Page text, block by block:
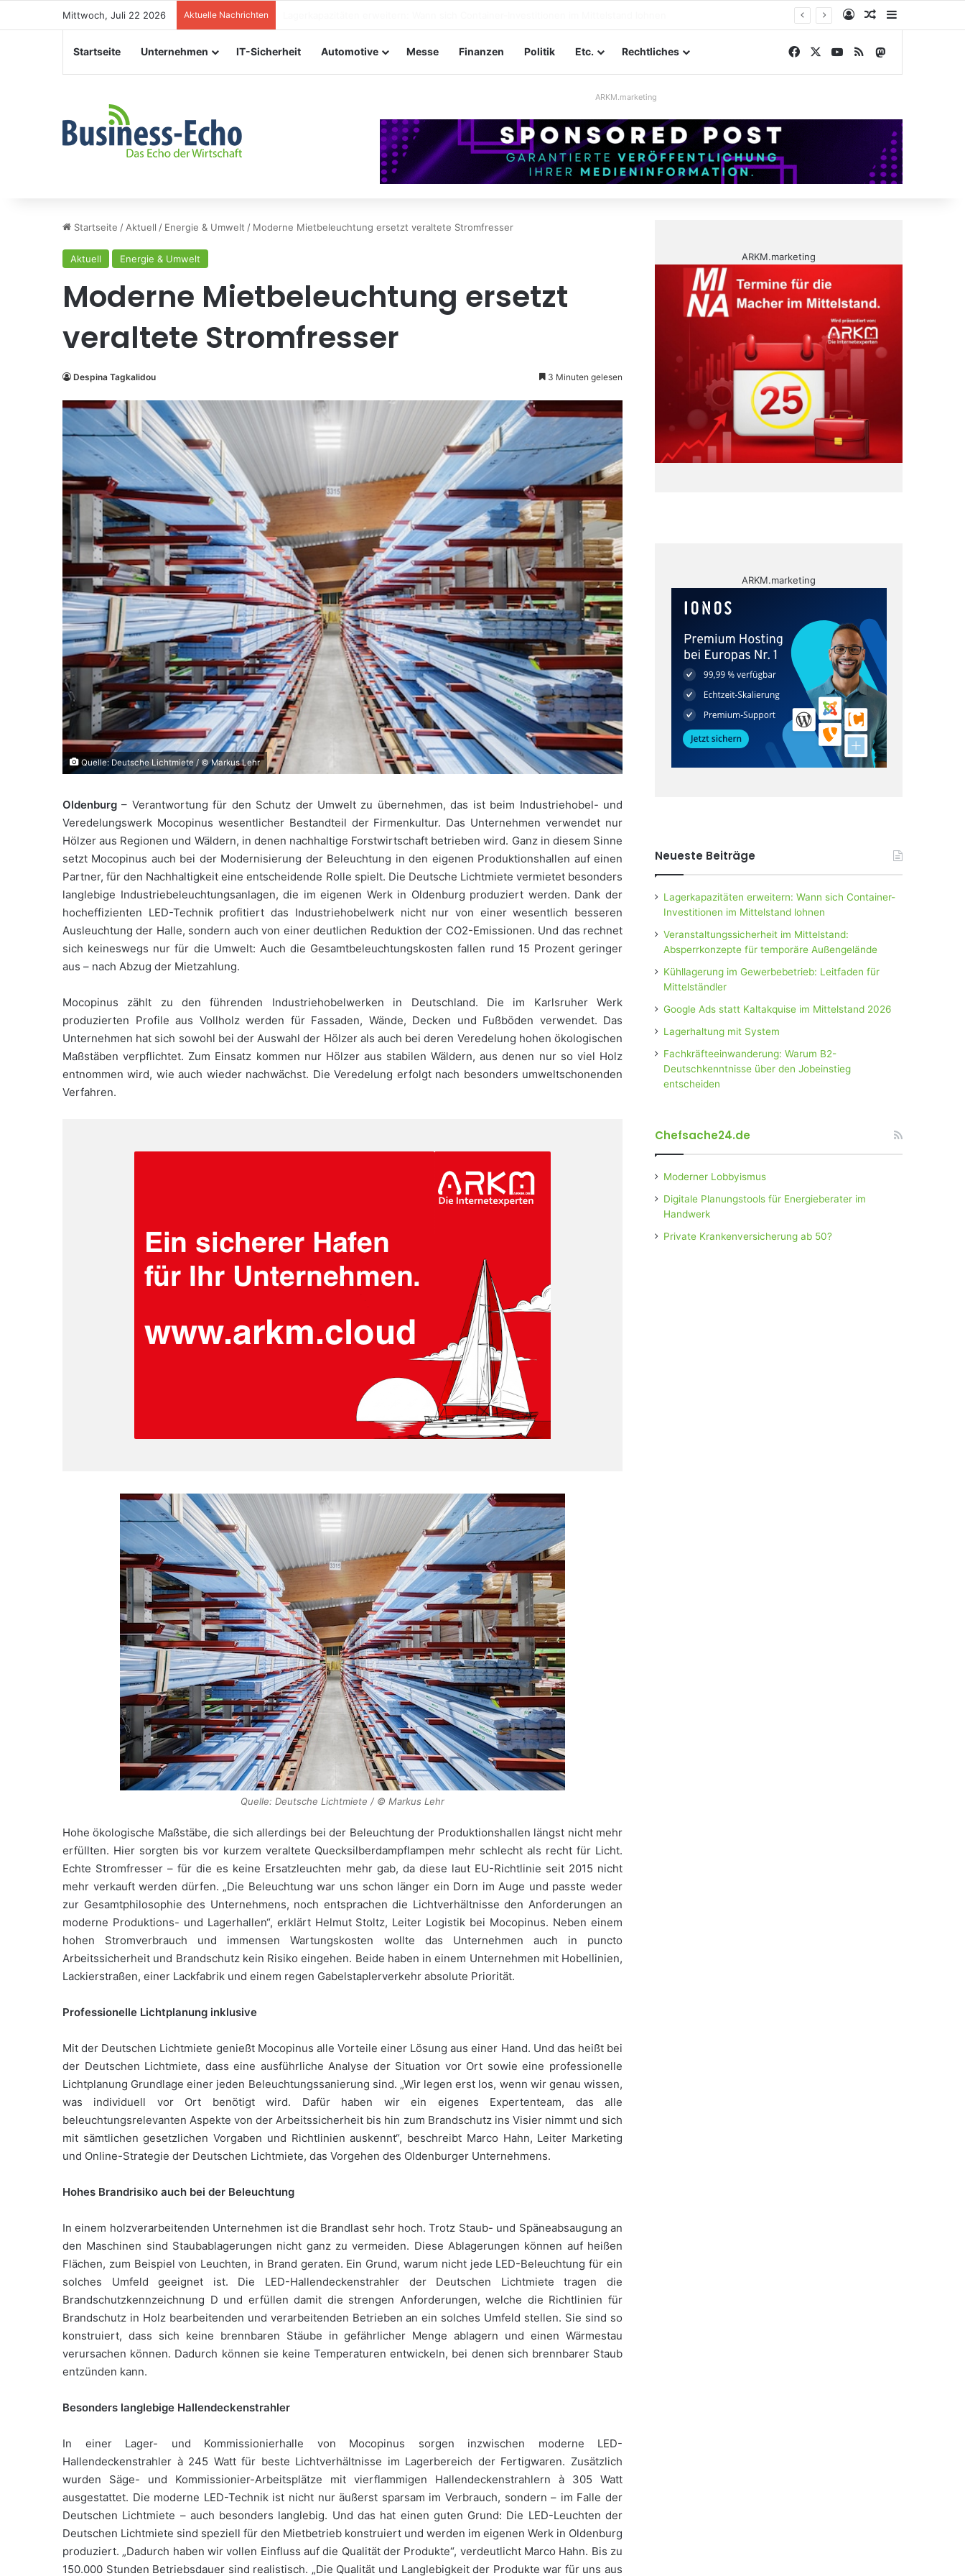
Mittwoch, Juli 22 2026 Aktuelle Nachrichten AnmeldenZufälliger
Startseite Unternehmen IT-Sicherheit Automotive Messe Finanzen Politik Etc. Rechtliches Facebook YouTube
RSS
ARKM.marketing
Startseite / Aktuell / Energie & Umwelt / Moderne Mietbeleuchtung ersetzt veraltete Stromfresser
Aktuell Energie & Umwelt
Moderne Mietbeleuchtung ersetzt
veraltete Stromfresser
Despina Tagkalidou 3 Minuten gelesen
Quelle: Deutsche Lichtmiete / © Markus Lehr
Oldenburg – Verantwortung für den Schutz der Umwelt zu übernehmen, das ist beim Industriehobel- und
Veredelungswerk Mocopinus wesentlicher Bestandteil der Firmenkultur. Das Unternehmen verwendet nur
Hölzer aus Regionen und Wäldern, in denen nachhaltige Forstwirtschaft betrieben wird. Ganz in diesem Sinne
setzt Mocopinus auch bei der Modernisierung der Beleuchtung in den eigenen Produktionshallen auf einen
Partner, für den Nachhaltigkeit eine entscheidende Rolle spielt. Die Deutsche Lichtmiete vermietet besonders
langlebige Industriebeleuchtungsanlagen, die im eigenen Werk in Oldenburg produziert werden. Dank der
hocheffizienten LED-Technik profitiert das Industriehobelwerk nicht nur von einer wesentlich besseren
Ausleuchtung der Halle, sondern auch von einer deutlichen Reduktion der CO2-Emissionen. Und das rechnet
sich keineswegs nur für die Umwelt: Auch die Gesamtbeleuchtungskosten fallen rund 15 Prozent geringer
aus – nach Abzug der Mietzahlung.
Mocopinus zählt zu den führenden Industriehobelwerken in Deutschland. Die im Karlsruher Werk
produzierten Profile aus Vollholz werden für Fassaden, Wände, Decken und Fußböden verwendet. Das
Unternehmen hat sich sowohl bei der Auswahl der Hölzer als auch bei deren Veredelung hohen ökologischen
Maßstäben verpflichtet. Zum Einsatz kommen nur Hölzer aus stabilen Wäldern, aus denen nur so viel Holz
entnommen wird, wie auch wieder nachwächst. Die Veredelung erfolgt nach besonders umweltschonenden
Verfahren.
Quelle: Deutsche Lichtmiete / © Markus Lehr
Hohe ökologische Maßstäbe, die sich allerdings bei der Beleuchtung der Produktionshallen längst nicht mehr
erfüllten. Hier sorgten bis vor kurzem veraltete Quecksilberdampflampen mehr schlecht als recht für Licht.
Echte Stromfresser – für die es keine Ersatzleuchten mehr gab, da diese laut EU-Richtlinie seit 2015 nicht
mehr verkauft werden dürfen. „Die Beleuchtung war uns schon länger ein Dorn im Auge und passte weder
zur Gesamtphilosophie des Unternehmens, noch entsprachen die Lichtverhältnisse den Anforderungen an
moderne Produktions- und Lagerhallen“, erklärt Helmut Stoltz, Leiter Logistik bei Mocopinus. Neben einem
hohen Stromverbrauch und immensen Wartungskosten wollte das Unternehmen auch in puncto
Arbeitssicherheit und Brandschutz kein Risiko eingehen. Beide haben in einem Unternehmen mit Hobellinien,
Lackierstraßen, einer Lackfabrik und einem regen Gabelstaplerverkehr absolute Priorität.
Professionelle Lichtplanung inklusive
Mit der Deutschen Lichtmiete genießt Mocopinus alle Vorteile einer Lösung aus einer Hand. Und das heißt bei
der Deutschen Lichtmiete, dass eine ausführliche Analyse der Situation vor Ort sowie eine professionelle
Lichtplanung Grundlage einer jeden Beleuchtungssanierung sind. „Wir legen erst los, wenn wir genau wissen,
was individuell vor Ort benötigt wird. Dafür haben wir ein eigenes Expertenteam, das alle
beleuchtungsrelevanten Aspekte von der Arbeitssicherheit bis hin zum Brandschutz ins Visier nimmt und sich
mit sämtlichen gesetzlichen Vorgaben und Richtlinien auskennt“, beschreibt Marco Hahn, Leiter Marketing
und Online-Strategie der Deutschen Lichtmiete, das Vorgehen des Oldenburger Unternehmens.
Hohes Brandrisiko auch bei der Beleuchtung
In einem holzverarbeitenden Unternehmen ist die Brandlast sehr hoch. Trotz Staub- und Späneabsaugung an
den Maschinen sind Staubablagerungen nicht ganz zu vermeiden. Diese Ablagerungen können auf heißen
Flächen, zum Beispiel von Leuchten, in Brand geraten. Ein Grund, warum nicht jede LED-Beleuchtung für ein
solches Umfeld geeignet ist. Die LED-Hallendeckenstrahler der Deutschen Lichtmiete tragen die
Brandschutzkennzeichnung D und erfüllen damit die strengen Anforderungen, welche die Richtlinien für
Brandschutz in Holz bearbeitenden und verarbeitenden Betrieben an ein solches Umfeld stellen. Sie sind so
konstruiert, dass sich keine brennbaren Stäube in gefährlicher Menge ablagern und einen Wärmestau
verursachen können. Dadurch können sie keine Temperaturen entwickeln, bei denen sich brennbarer Staub
entzünden kann.
Besonders langlebige Hallendeckenstrahler
In einer Lager- und Kommissionierhalle von Mocopinus sorgen inzwischen moderne LED-
Hallendeckenstrahler à 245 Watt für beste Lichtverhältnisse im Lagerbereich der Fertigwaren. Zusätzlich
wurden Säge- und Kommissionier-Arbeitsplätze mit vierflammigen Hallendeckenstrahlern à 305 Watt
ausgestattet. Die moderne LED-Technik ist nicht nur äußerst sparsam im Verbrauch, sondern – im Falle der
Deutschen Lichtmiete – auch besonders langlebig. Und das hat einen guten Grund: Die LED-Leuchten der
Deutschen Lichtmiete sind speziell für den Mietbetrieb konstruiert und werden im eigenen Werk in Oldenburg
produziert. „Dadurch haben wir vollen Einfluss auf die Qualität der Produkte“, verdeutlicht Marco Hahn. Bis zu
150.000 Stunden Betriebsdauer sind realistisch. „Die Qualität und Langlebigkeit der Produkte war für uns aus
ARKM.marketing
ARKM.marketing
Neueste Beiträge
Lagerkapazitäten erweitern: Wann sich Container-
Investitionen im Mittelstand lohnen
Veranstaltungssicherheit im Mittelstand:
Absperrkonzepte für temporäre Außengelände
Kühllagerung im Gewerbebetrieb: Leitfaden für
Mittelständler
Google Ads statt Kaltakquise im Mittelstand 2026
Lagerhaltung mit System
Fachkräfteeinwanderung: Warum B2-
Deutschkenntnisse über den Jobeinstieg
entscheiden
Chefsache24.de
Moderner Lobbyismus
Digitale Planungstools für Energieberater im
Handwerk
Private Krankenversicherung ab 50?